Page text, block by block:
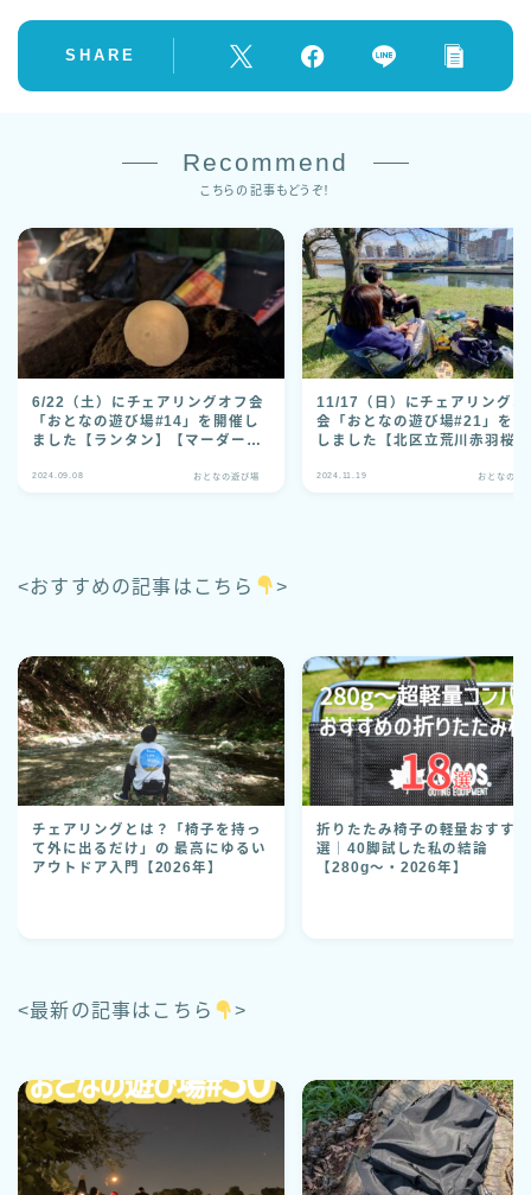
SHARE
Recommend
こちらの記事もどうぞ！
6/22（土）にチェアリングオフ会
「おとなの遊び場#14」を開催し
ました【ランタン】【マーダーミ
2024.09.08 おとなの遊び場
11/17（日）にチェアリングオ
会「おとなの遊び場#21」を開
しました【北区立荒川赤羽桜
2024.11.19 おとなの遊
<おすすめの記事はこちら >
チェアリングとは？「椅子を持っ
て外に出るだけ」の 最高にゆるい
アウトドア入門【2026年】
折りたたみ椅子の軽量おすす
選｜40脚試した私の結論
【280g〜・2026年】
<最新の記事はこちら >